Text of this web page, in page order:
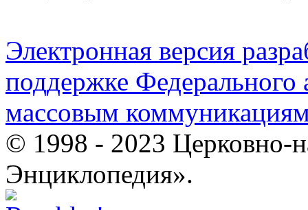
Электронная версия
поддержке Федерального
массовым
© 1998 - 2023 Церковно-
Энциклопедия».